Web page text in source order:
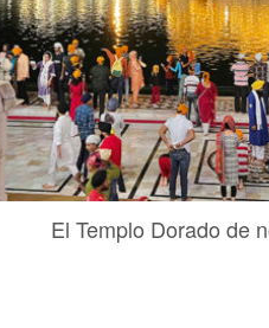
El Templo Dorado de